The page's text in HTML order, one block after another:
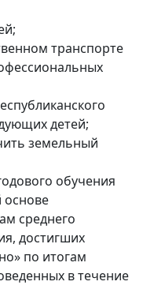
транспорте
детей;
земельный
обучения
основе
среднего
достигших
по итогам
в течение